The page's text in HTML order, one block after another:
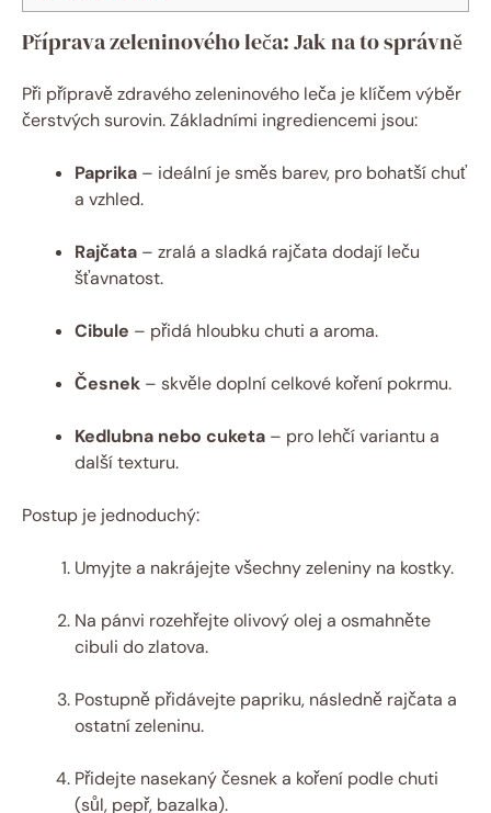
Příprava zeleninového leča: Jak na to správně
Při přípravě zdravého zeleninového leča je klíčem výběr
čerstvých surovin. Základními ingrediencemi jsou:
Paprika – ideální je směs barev, pro bohatší chuť
a vzhled.
Rajčata – zralá a sladká rajčata dodají leču
šťavnatost.
Cibule – přidá hloubku chuti a aroma.
Česnek – skvěle doplní celkové koření pokrmu.
Kedlubna nebo cuketa – pro lehčí variantu a
další texturu.
Postup je jednoduchý:
Umyjte a nakrájejte všechny zeleniny na kostky.
Na pánvi rozehřejte olivový olej a osmahněte
cibuli do zlatova.
Postupně přidávejte papriku, následně rajčata a
ostatní zeleninu.
Přidejte nasekaný česnek a koření podle chuti
(sůl, pepř, bazalka).